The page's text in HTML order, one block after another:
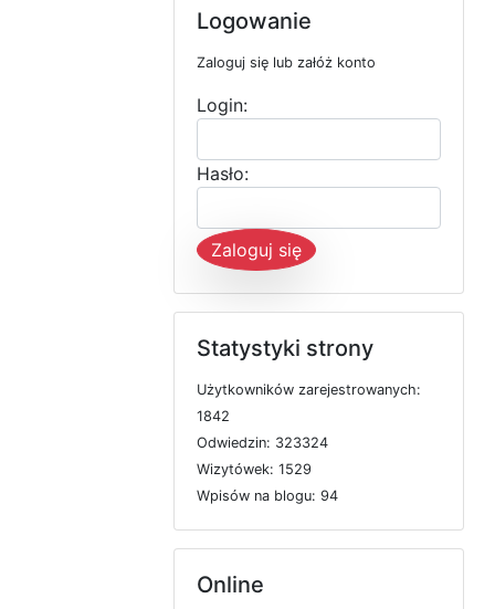
Logowanie
Zaloguj się lub załóż konto
Login:
Hasło:
Zaloguj się
Statystyki strony
Użytkowników zarejestrowanych:
1842
Odwiedzin: 323324
Wizytówek: 1529
Wpisów na blogu: 94
Online